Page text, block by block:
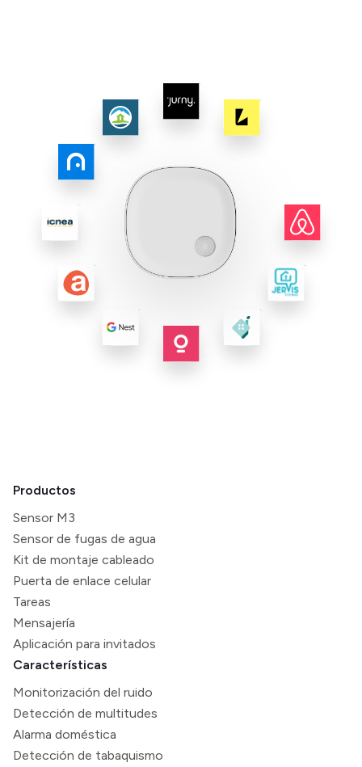
Productos
Sensor M3
Sensor de fugas de agua
Kit de montaje cableado
Puerta de enlace celular
Tareas
Mensajería
Aplicación para invitados
Características
Monitorización del ruido
Detección de multitudes
Alarma doméstica
Detección de tabaquismo